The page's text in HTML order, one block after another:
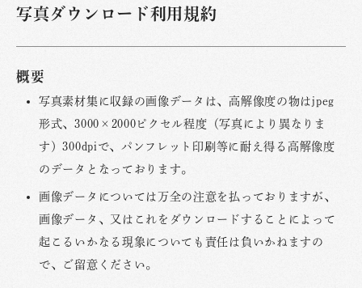
写真ダウンロード利用規約
概要
写真素材集に収録の画像データは、高解像度の物はjpeg
形式、3000×2000ピクセル程度（写真により異なりま
す）300dpiで、パンフレット印刷等に耐え得る高解像度
のデータとなっております。
画像データについては万全の注意を払っておりますが、
画像データ、又はこれをダウンロードすることによって
起こるいかなる現象についても責任は負いかねますの
で、ご留意ください。